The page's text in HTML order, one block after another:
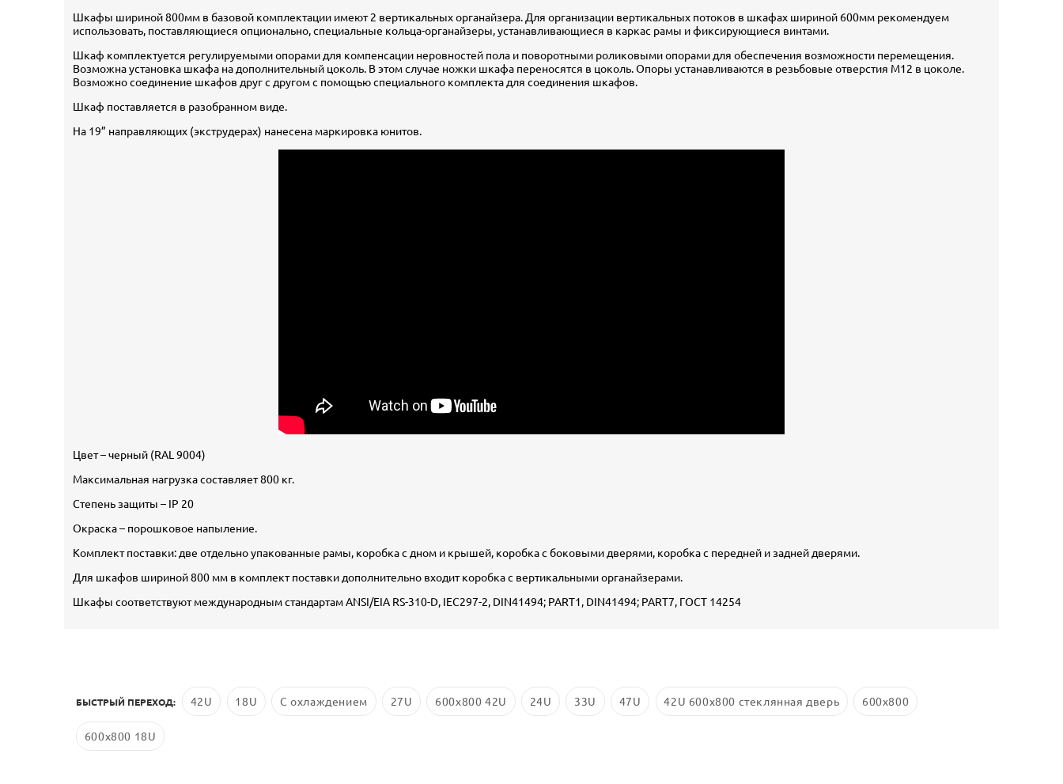
Шкафы шириной 800мм в базовой комплектации имеют 2 вертикальных органайзера. Для организации вертикальных потоков в шкафах шириной 600мм рекомендуем
использовать, поставляющиеся опционально, специальные кольца-органайзеры, устанавливающиеся в каркас рамы и фиксирующиеся винтами.
Шкаф комплектуется регулируемыми опорами для компенсации неровностей пола и поворотными роликовыми опорами для обеспечения возможности перемещения.
Возможна установка шкафа на дополнительный цоколь. В этом случае ножки шкафа переносятся в цоколь. Опоры устанавливаются в резьбовые отверстия М12 в цоколе.
Возможно соединение шкафов друг с другом с помощью специального комплекта для соединения шкафов.
Шкаф поставляется в разобранном виде.
На 19” направляющих (экструдерах) нанесена маркировка юнитов.
Цвет – черный (RAL 9004)
Максимальная нагрузка составляет 800 кг.
Степень защиты – IP 20
Окраска – порошковое напыление.
Комплект поставки: две отдельно упакованные рамы, коробка с дном и крышей, коробка с боковыми дверями, коробка с передней и задней дверями.
Для шкафов шириной 800 мм в комплект поставки дополнительно входит коробка с вертикальными органайзерами.
Шкафы соответствуют международным стандартам ANSI/EIA RS-310-D, IEC297-2, DIN41494; PART1, DIN41494; PART7, ГОСТ 14254
БЫСТРЫЙ ПЕРЕХОД: 42U 18U С охлаждением 27U 600х800 42U 24U 33U 47U 42U 600x800 стеклянная дверь 600x800
600x800 18U